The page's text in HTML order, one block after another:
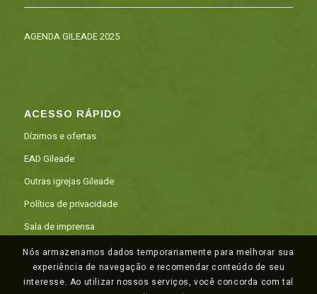
AGENDA GILEADE 2025
ACESSO RÁPIDO
Dízimos e ofertas
EAD Gileade
Outras igrejas Gileade
Política de privacidade
Sala de imprensa
Nós armazenamos dados temporariamente para melhorar sua
experiência de navegação e recomendar conteúdo de seu
interesse. Ao utilizar nossos serviços, você concorda com tal